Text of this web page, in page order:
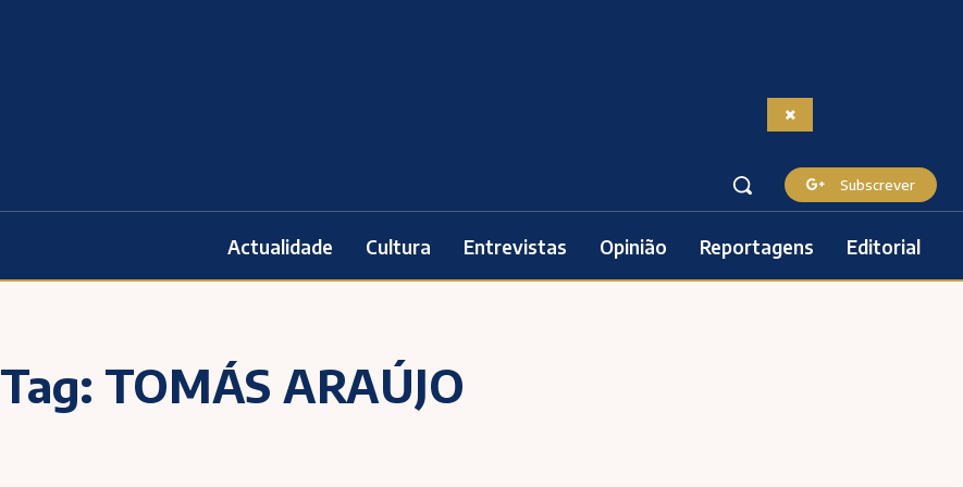
Subscrever
Actualidade Cultura Entrevistas Opinião Reportagens Editorial
Tag: TOMÁS ARAÚJO